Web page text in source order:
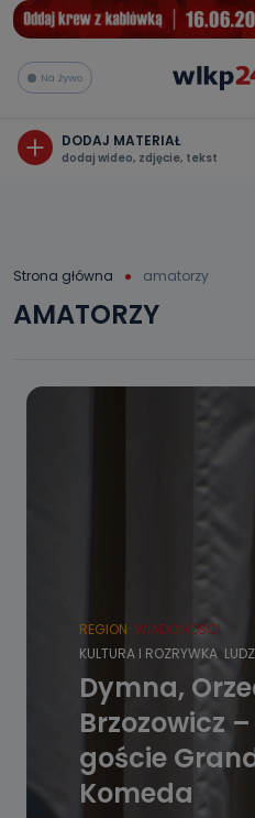
Na żywo
DODAJ MATERIAŁ
dodaj wideo, zdjęcie, tekst
Strona główna amatorzy
AMATORZY
REGION WIADOMOŚCI
KULTURA I ROZRYWKA
Dymna,
Brzozowicz
goście
Komeda